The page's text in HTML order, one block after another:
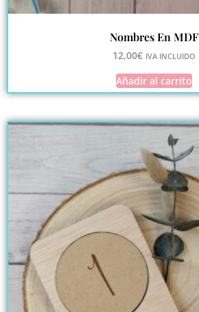
Nombres En MDF
12,00€ IVA INCLUIDO
Añadir al carrito